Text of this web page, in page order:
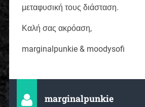
μεταφυσική τους διάσταση.
Καλή σας ακρόαση,
marginalpunkie & moodysofi
marginalpunkie